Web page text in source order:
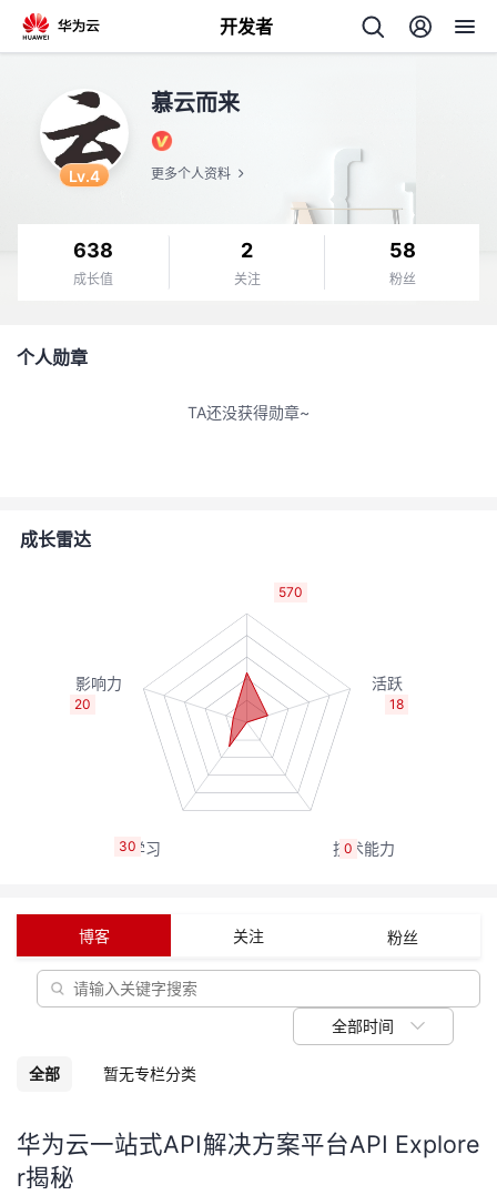
开发者
者
动
关
我
的
发
者
学
我
Programs
的
支
持
Lv.4
慕云而来
更多个人资料
638
成长值
2
关注
58
粉丝
个人勋章
TA还没获得勋章~
成长雷达
570
18
0
30
20
博客 关注 粉丝
全部时间
全部 暂无专栏分类
华为云一站式API解决方案平台API Explore
r揭秘